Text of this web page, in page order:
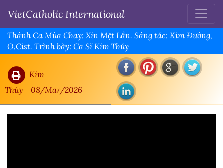
VietCatholic International
Thánh Ca Mùa Chay: Xin Một Lần. Sáng tác: Kim Đường,
O.Cist. Trình bày: Ca Sĩ Kim Thúy
Kim
Thúy
08/Mar/2026